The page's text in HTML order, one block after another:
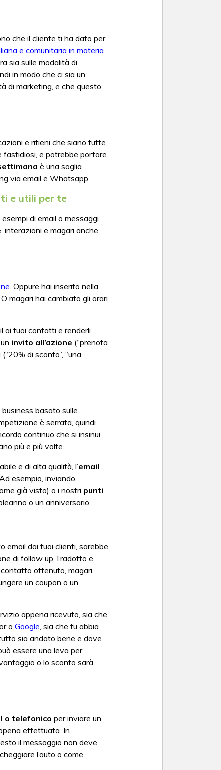
che il cliente ti ha dato per
e comunitaria in materia
sia sulle modalità di
in modo che ci sia un
di marketing, e che questo
e ritieni che siano tutte
fastidiosi, e potrebbe portare
è una soglia
via email e Whatsapp.
e utili per te
di email o messaggi
interazioni e magari anche
. Oppure hai inserito nella
magari hai cambiato gli orari
ai tuoi contatti e renderli
invito all’azione (“prenota
di sconto”, “una
basato sulle
è serrata, quindi
continuo che si insinui
più e più volte.
e di alta qualità, l’email
esempio, inviando
già visto) o i nostri punti
o un anniversario.
email dai tuoi clienti, sarebbe
di follow up Tradotto e
contatto ottenuto, magari
un coupon o un
appena ricevuto, sia che
oGoogle, sia che tu abbia
sia andato bene e dove
essere una leva per
o lo sconto sarà
o telefonico per inviare un
effettuata. In
il messaggio non deve
l’auto o come